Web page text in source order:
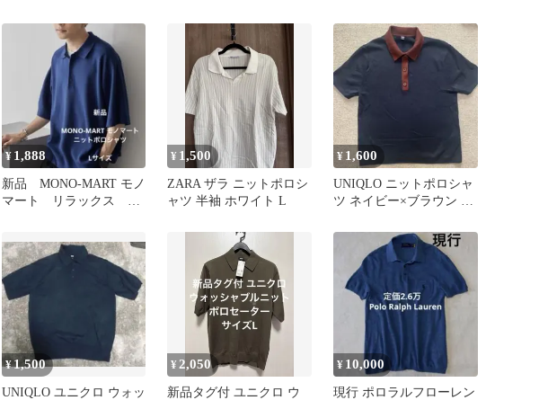
¥ 1,888
新品 MONO-MART モノ
マート リラックス ミ
¥ 1,500
ZARA ザラ ニットポロシ
ャツ 半袖 ホワイト L
¥ 1,600
UNIQLO ニットポロシャ
ツ ネイビー×ブラウン L
¥1,500
UNIQLO ユニクロ ウォッ
¥ 2,050
新品タグ付 ユニクロ ウ
¥ 10,000
現行 ポロラルフローレン